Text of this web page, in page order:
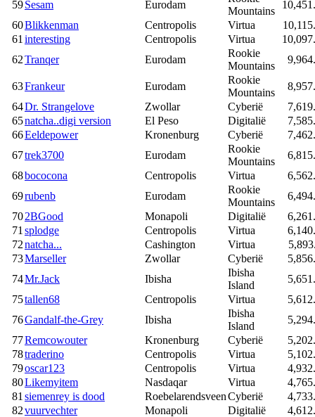
59Sesam Eurodam
Mountains
60Blikkenman Centropolis Virtua
61 interesting Centropolis Virtua
62Tranqer Eurodam
Rookie
Mountains
63Frankeur Eurodam
Rookie
Mountains
64Dr. Strangelove Zwollar Cyberië
65natcha..digi version El Peso Digitalië
66Eeldepower Kronenburg Cyberië
67trek3700 Eurodam
Rookie
Mountains
68bococona Centropolis Virtua
69rubenb Eurodam
Rookie
Mountains
702BGood Monapoli Digitalië
71 splodge Centropolis Virtua
72natcha... Cashington Virtua
73Marseller Zwollar Cyberië
74Mr.Jack Ibisha
Ibisha
Island
75tallen68 Centropolis Virtua
76Gandalf-the-Grey Ibisha
Ibisha
Island
77Remcowouter Kronenburg Cyberië
78traderino Centropolis Virtua
79oscar123 Centropolis Virtua
80Likemyitem Nasdaqar Virtua
81 siemenrey is dood RoebelarendsveenCyberië
82vuurvechter Monapoli Digitalië